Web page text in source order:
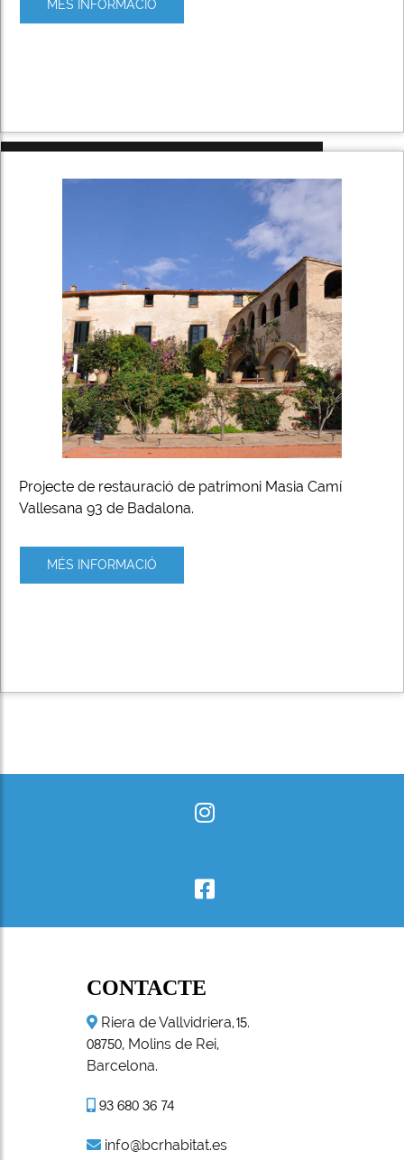
MÉS INFORMACIÓ
Projecte de restauració de patrimoni Masia Camí
Vallesana 93 de Badalona.
MÉS INFORMACIÓ
CONTACTE
Riera de Vallvidriera,15.
08750, Molins de Rei,
Barcelona.
93 680 36 74
info@bcrhabitat.es